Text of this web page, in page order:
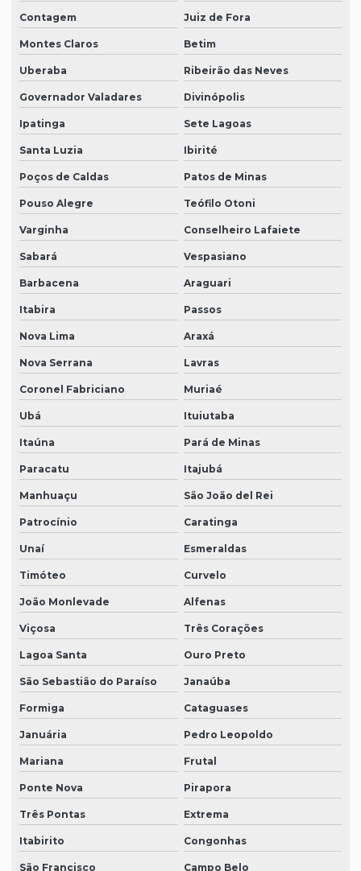
Contagem Juiz de Fora
Montes Claros Betim
Uberaba Ribeirão das Neves
Governador Valadares Divinópolis
Ipatinga Sete Lagoas
Santa Luzia Ibirité
Poços de Caldas Patos de Minas
Pouso Alegre Teófilo Otoni
Varginha Conselheiro Lafaiete
Sabará Vespasiano
Barbacena Araguari
Itabira Passos
Nova Lima Araxá
Nova Serrana Lavras
Coronel Fabriciano Muriaé
Ubá Ituiutaba
Itaúna Pará de Minas
Paracatu Itajubá
Manhuaçu São João del Rei
Patrocínio Caratinga
Unaí Esmeraldas
Timóteo Curvelo
João Monlevade Alfenas
Viçosa Três Corações
Lagoa Santa Ouro Preto
São Sebastião do Paraíso Janaúba
Formiga Cataguases
Januária Pedro Leopoldo
Mariana Frutal
Ponte Nova Pirapora
Três Pontas Extrema
Itabirito Congonhas
São Francisco Campo Belo